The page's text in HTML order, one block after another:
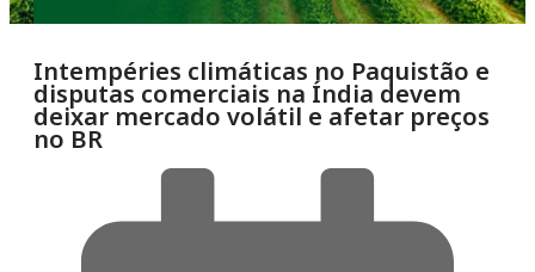
Intempéries climáticas no Paquistão e
disputas comerciais na Índia devem
deixar mercado volátil e afetar preços
no BR